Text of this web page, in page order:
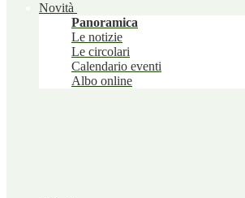
Novità
Panoramica
Le notizie
Le circolari
Calendario eventi
Albo online